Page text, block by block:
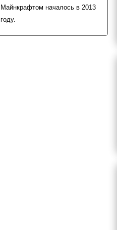
Майнкрафтом началось в 2013
году.